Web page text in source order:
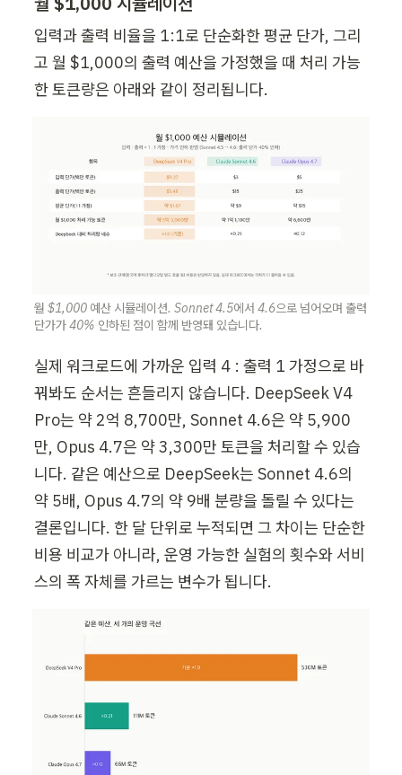
입력과 출력 비율을 1:1로 단순화한 평균 단가, 그리
고 월 $1,000의 출력 예산을 가정했을 때 처리 가능
한 토큰량은 아래와 같이 정리됩니다.
월 $1,000 예산 시뮬레이션. Sonnet 4.5에서 4.6으로 넘어오며 출력
단가가 40% 인하된 점이 함께 반영돼 있습니다.
실제 워크로드에 가까운 입력 4 : 출력 1 가정으로 바
꿔봐도 순서는 흔들리지 않습니다. DeepSeek V4
Pro는 약 2억 8,700만, Sonnet 4.6은 약 5,900
만, Opus 4.7은 약 3,300만 토큰을 처리할 수 있습
니다. 같은 예산으로 DeepSeek는 Sonnet 4.6의
약 5배, Opus 4.7의 약 9배 분량을 돌릴 수 있다는
결론입니다. 한 달 단위로 누적되면 그 차이는 단순한
비용 비교가 아니라, 운영 가능한 실험의 횟수와 서비
스의 폭 자체를 가르는 변수가 됩니다.